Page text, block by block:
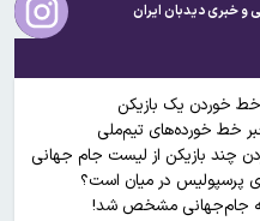
و خبریدیدبان ایران
خط خوردن یک بازیکن
خط خورده‌های تیم‌ملی
چند بازیکن از لیست جام جهانی
پرسپولیس در میان است؟
جام‌جهانی مشخص شد!